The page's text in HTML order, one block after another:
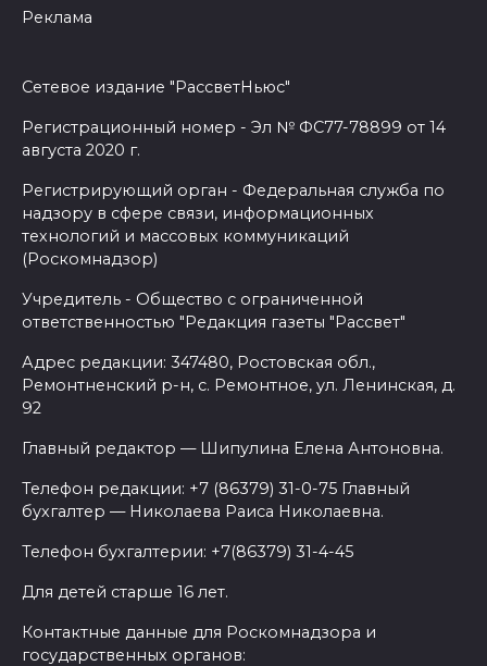
Реклама
Сетевое издание "РассветНьюс"
Регистрационный номер - Эл № ФС77-78899 от 14
августа 2020 г.
Регистрирующий орган - Федеральная служба по
надзору в сфере связи, информационных
технологий и массовых коммуникаций
(Роскомнадзор)
Учредитель - Общество с ограниченной
ответственностью "Редакция газеты "Рассвет"
Адрес редакции: 347480, Ростовская обл.,
Ремонтненский р-н, с. Ремонтное, ул. Ленинская, д.
92
Главный редактор — Шипулина Елена Антоновна.
Телефон редакции: +7 (86379) 31-0-75 Главный
бухгалтер — Николаева Раиса Николаевна.
Телефон бухгалтерии: +7(86379) 31-4-45
Для детей старше 16 лет.
Контактные данные для Роскомнадзора и
государственных органов: